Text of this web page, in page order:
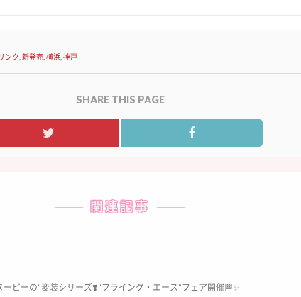
ンク 新発売 横浜 神戸
SHARE THIS PAGE
関連記事
ーピーの”変装シリーズ❣️”フライング・エース”フェア開催🏁✨